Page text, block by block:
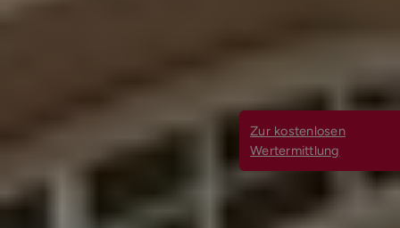
Zur kostenlosen
Wertermittlung